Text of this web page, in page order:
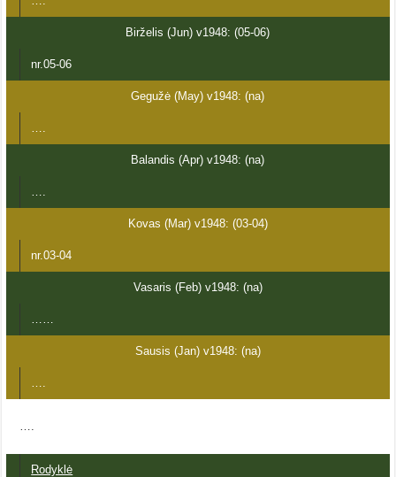
Birželis (Jun) v1948: (05-06)
nr.05-06
Gegužė (May) v1948: (na)
Balandis (Apr) v1948: (na)
Kovas (Mar) v1948: (03-04)
nr.03-04
Vasaris (Feb) v1948: (na)
Sausis (Jan) v1948: (na)
Rodyklė